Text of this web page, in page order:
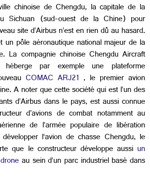
chinoise de Chengdu, la capitale de la
Sichuan (sud-ouest de la Chine) pour
site d’Airbus n’est en rien dû au hasard.
un pôle aéronautique national majeur de la
La compagnie chinoise Chengdu Aircraft
par exemple une plateforme
COMAC ARJ21 , le premier avion
A noter que cette société qui est l’un des
d’Airbus dans le pays, est aussi connue
d'avions de combat notamment au
de l’armée populaire de libération
l‘avion de chasse Chengdu, le
que le constructeur développe aussi un
au sein d’un parc industriel basé dans